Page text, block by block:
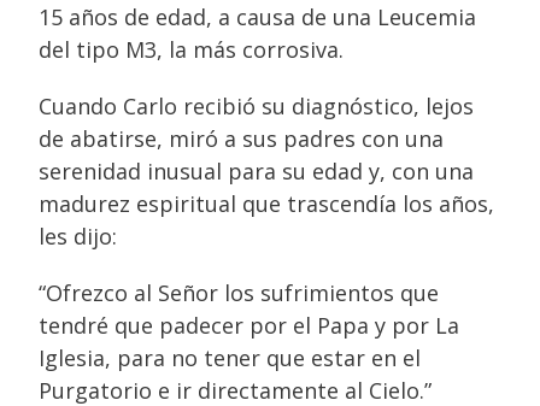
15 años de edad, a causa de una Leucemia
del tipo M3, la más corrosiva.
Cuando Carlo recibió su diagnóstico, lejos
de abatirse, miró a sus padres con una
serenidad inusual para su edad y, con una
madurez espiritual que trascendía los años,
les dijo:
“Ofrezco al Señor los sufrimientos que
tendré que padecer por el Papa y por La
Iglesia, para no tener que estar en el
Purgatorio e ir directamente al Cielo.”